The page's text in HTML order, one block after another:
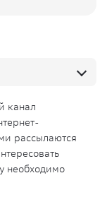
канал
рассылаются
необходимо